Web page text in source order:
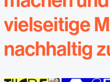
vielseitige
nachhaltig